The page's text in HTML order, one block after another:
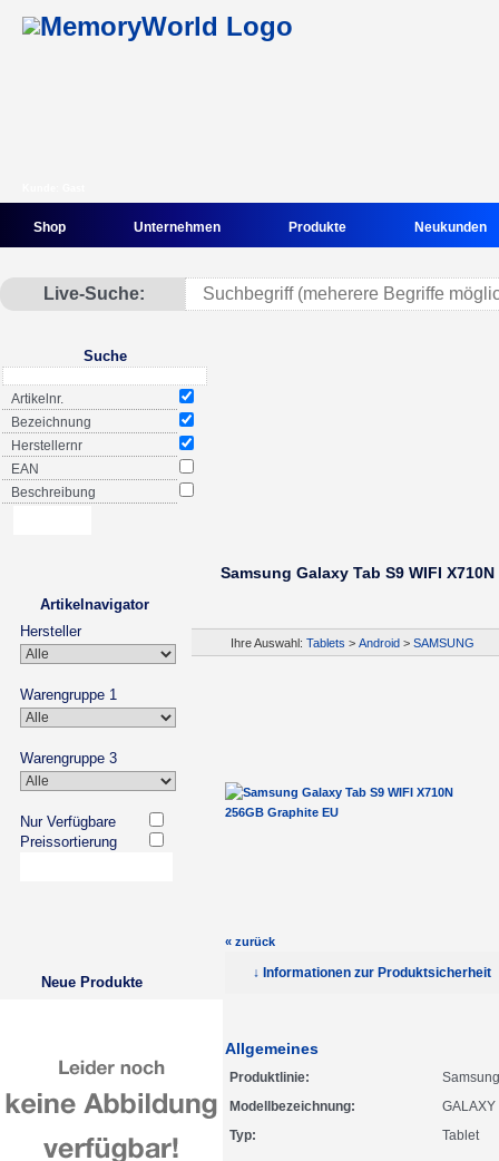
Shop Unternehmen Produkte Neukunden
Live-Suche:
Suche
Artikelnr.
Bezeichnung
Herstellernr
EAN
Beschreibung
Artikelnavigator
Hersteller
Warengruppe 1
Warengruppe 3
Nur Verfügbare
Preissortierung
Neue Produkte
Samsung Galaxy Tab S9 WIFI
Ihre Auswahl: Tablets > Android > SAMSUNG
« zurück
↓ Informationen zur Produktsicherheit
Allgemeines
Produktlinie
Modellbezeichnung
GALAXY
Typ
Tablet